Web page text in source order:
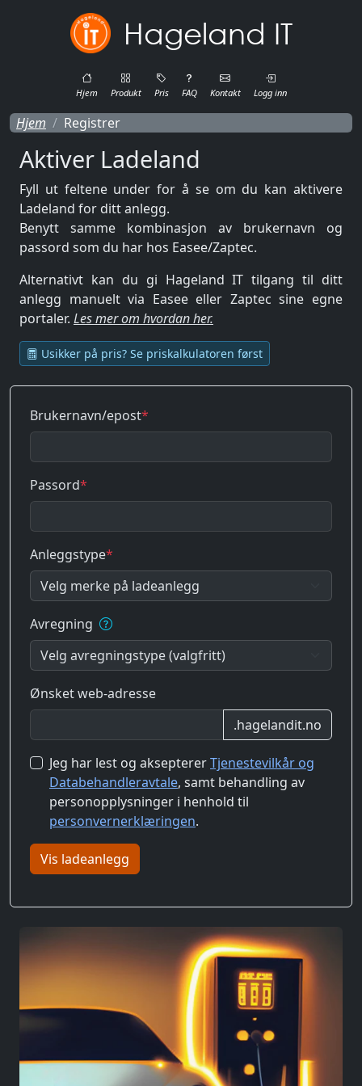
Hageland IT
Hjem Produkt Pris FAQ Kontakt Logg inn
Hjem Registrer
Aktiver Ladeland
Fyll ut feltene under for å se om du kan aktivere
Ladeland for ditt anlegg.
Benytt samme kombinasjon av brukernavn og
passord som du har hos Easee/Zaptec.
Alternativt kan du gi Hageland IT tilgang til ditt
anlegg manuelt via Easee eller Zaptec sine egne
portaler. Les mer om hvordan her.
Usikker på pris? Se priskalkulatoren først
Brukernavn/epost*
Passord*
Anleggstype*
Avregning
Ønsket web-adresse
.hagelandit.no
Jeg har lest og akseptererTjenestevilkår og
Databehandleravtale, samt behandling av
personopplysninger i henhold til
personvernerklæringen.
Vis ladeanlegg